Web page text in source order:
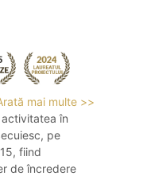
mai multe >>
în
pe
fiind
de încredere